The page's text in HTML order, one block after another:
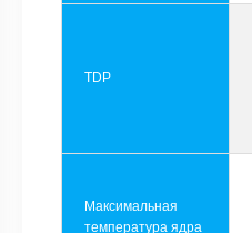
TDP
Максимальная
температура ядра